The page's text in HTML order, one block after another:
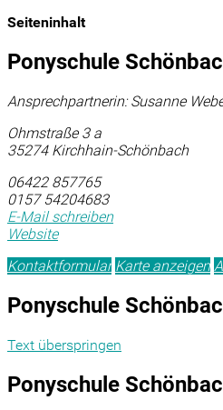
Seiteninhalt
Ponyschule
Ansprechpartnerin: Susanne
Ohmstraße 3 a
35274 Kirchhain-Schönbach
06422 857765
0157 54204683
E-Mail schreiben
Website
Kontaktformular Karte anzeigen
Ponyschule
Text überspringen
Ponyschule